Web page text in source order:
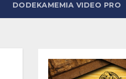
DODEKAMEMIA VIDEO PRO